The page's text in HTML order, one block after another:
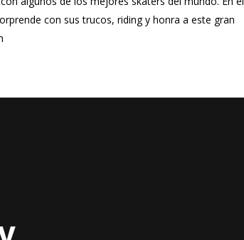
con sus trucos, riding y honra a este gran